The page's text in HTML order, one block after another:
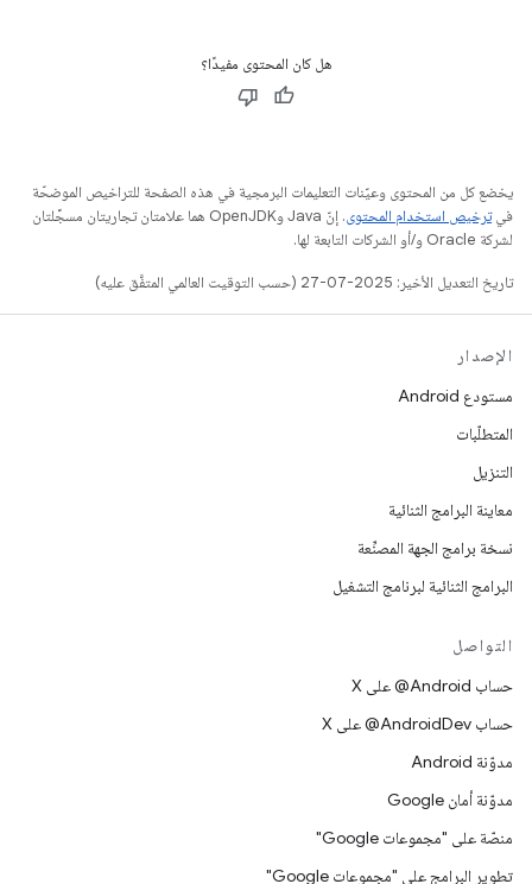
هل كان المحتوى مفيدًا؟
يخضع كل من المحتوى وعيّنات التعليمات البرمجية في هذه الصفحة للتراخيص الموضحّة
فيترخيص استخدام المحتوى
. إنّ Java وOpenJDK هما علامتان تجاريتان مسجَّلتان
لشركة Oracle و/أو الشركات التابعة لها.
تاريخ التعديل الأخير: 2025-07-27 (حسب التوقيت العالمي المتفَّق عليه)
الإصدار
مستودع Android
المتطلّبات
التنزيل
معاينة البرامج الثنائية
نسخة برامج الجهة المصنِّعة
البرامج الثنائية لبرنامج التشغيل
التواصل
حساب ‎@Android على X
حساب ‎@AndroidDev على X
مدوّنة Android
مدوّنة أمان Google
منصّة على "مجموعات Google"
تطوير البرامج على "مجموعات Google"